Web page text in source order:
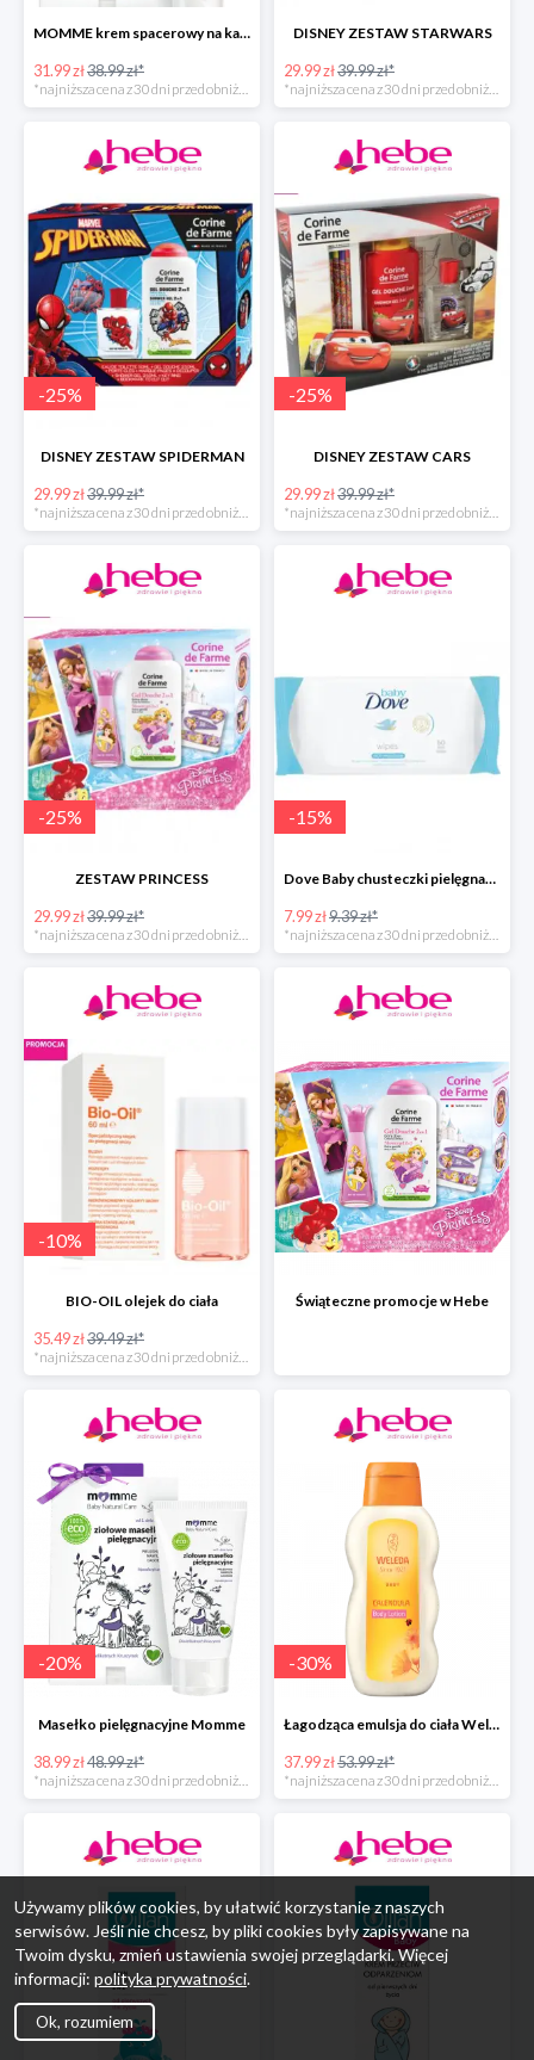
MOMME krem spacerowy na każdą pogodę do ciała
31.99 zł38.99 zł*
*najniższa cena z 30 dni przed obniżką
DISNEY ZESTAW STARWARS
29.99 zł39.99 zł*
*najniższa cena z 30 dni przed obniżką
-25%
DISNEY ZESTAW SPIDERMAN
29.99 zł39.99 zł*
-25%
DISNEY ZESTAW CARS
29.99 zł39.99 zł*
-25%
ZESTAW PRINCESS
29.99 zł39.99 zł*
*najniższa cena z 30 dni przed obniżką
-15%
Dove Baby chusteczki pielęgnacyjne
7.99 zł9.39 zł*
*najniższa cena z 30 dni przed obniżką
-10%
BIO-OIL olejek do ciała
35.49 zł39.49 zł*
*najniższa cena z 30 dni przed obniżką
Świąteczne promocje w Hebe
-20%
Masełko pielęgnacyjne Momme
38.99 zł48.99 zł*
-30%
Łagodząca emulsja do ciała Weleda
37.99 zł53.99 zł*
Używamy plików cookies, by ułatwić korzystanie z naszych
serwisów. Jeśli nie chcesz, by pliki cookies były zapisywane na
Twoim dysku, zmień ustawienia swojej przeglądarki. Więcej
informacji: polityka prywatności.
Ok, rozumiem